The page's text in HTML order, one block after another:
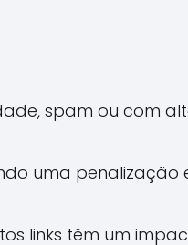
spam ou com
uma penalização
links têm um